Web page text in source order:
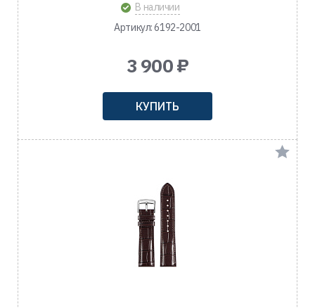
В наличии
Артикул: 6192-2001
3 900 ₽
КУПИТЬ